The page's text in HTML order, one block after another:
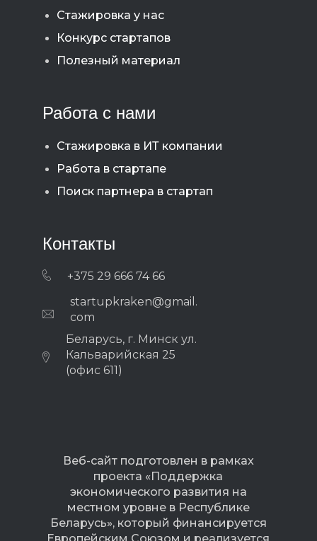
Стажировка у нас
Конкурс стартапов
Полезный материал
Работа с нами
Стажировка в ИТ компании
Работа в стартапе
Поиск партнера в стартап
Контакты
+375 29 666 74 66
startupkraken@gmail.
com
Беларусь, г. Минск ул.
Кальварийская 25
(офис 611)
Веб-сайт подготовлен в рамках
проекта «Поддержка
экономического развития на
местном уровне в Республике
Беларусь», который финансируется